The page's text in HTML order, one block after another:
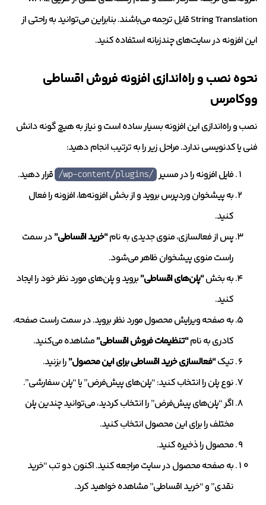
String Translation قابل ترجمه می‌باشند. بنابراین می‌توانید به راحتی از
این افزونه در سایت‌های چندزبانه استفاده کنید.
نحوه نصب و راه‌اندازی افزونه فروش اقساطی
ووکامرس
نصب و راه‌اندازی این افزونه بسیار ساده است و نیاز به هیچ گونه دانش
فنی یا کدنویسی ندارد. مراحل زیر را به ترتیب انجام دهید:
فایل افزونه را در مسیر /wp-content/plugins/
قرار دهید.
به پیشخوان وردپرس بروید و از بخش افزونه‌ها، افزونه را فعال
کنید.
پس از فعالسازی، منوی جدیدی به نام“خرید اقساطی”در سمت
راست منوی پیشخوان ظاهر می‌شود.
به بخش“پلن‌های اقساطی”بروید و پلن‌های مورد نظر خود را ایجاد
کنید.
به صفحه ویرایش محصول مورد نظر بروید. در سمت راست صفحه،
کادری به نام“تنظیمات فروش اقساطی”مشاهده می‌کنید.
تیک“فعالسازی خرید اقساطی برای این محصول”را بزنید.
نوع پلن را انتخاب کنید: “پلن‌های پیش‌فرض” یا “پلن سفارشی”.
اگر “پلن‌های پیش‌فرض” را انتخاب کردید، می‌توانید چندین پلن
مختلف را برای این محصول انتخاب کنید.
محصول را ذخیره کنید.
به صفحه محصول در سایت مراجعه کنید. اکنون دو تب “خرید
نقدی” و “خرید اقساطی” مشاهده خواهید کرد.